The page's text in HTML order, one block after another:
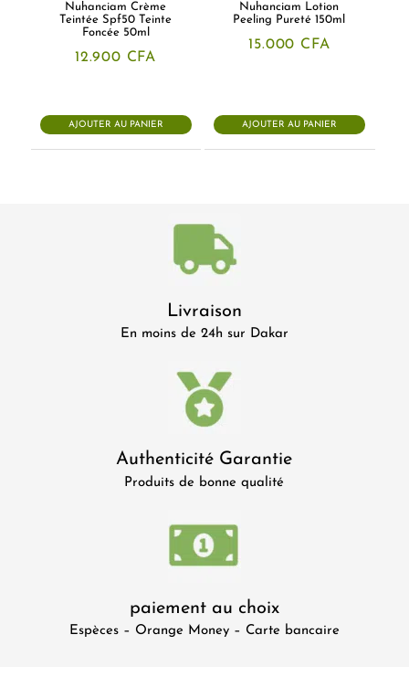
Nuhanciam Crème
Teintée Spf50 Teinte
Foncée 50ml
12.900 CFA
AJOUTER AU PANIER
Nuhanciam Lotion
Peeling Pureté 150ml
15.000 CFA
AJOUTER AU PANIER
Livraison
En moins de 24h sur Dakar
Authenticité Garantie
Produits de bonne qualité
paiement au choix
Espèces – Orange Money – Carte bancaire